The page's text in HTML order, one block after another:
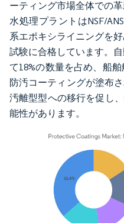
ーティング市場全体での
水処理プラントはNSF/
系エポキシライニングを
試験に合格しています。
て18%の数量を占め、船
防汚コーティングが塗布
汚離型型への移行を促し
能性があります。